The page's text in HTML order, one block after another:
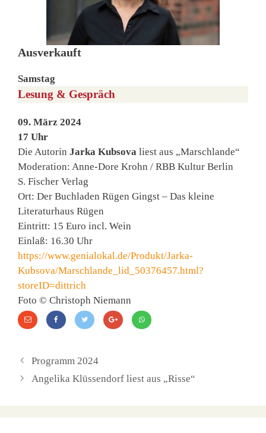
Ausverkauft
Samstag
Lesung & Gespräch
09. März 2024
17 Uhr
Die Autorin Jarka Kubsova liest aus „Marschlande“
Moderation: Anne-Dore Krohn / RBB Kultur Berlin
S. Fischer Verlag
Ort: Der Buchladen Rügen Gingst – Das kleine
Literaturhaus Rügen
Eintritt: 15 Euro incl. Wein
Einlaß: 16.30 Uhr
https://www.genialokal.de/Produkt/Jarka-
Kubsova/Marschlande_lid_50376457.html?
storeID=dittrich
Foto © Christoph Niemann
Programm 2024
Angelika Klüssendorf liest aus „Risse“